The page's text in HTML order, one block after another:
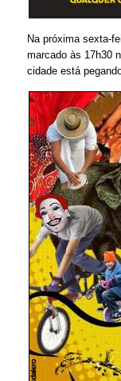
Na próxima sexta-
marcado às 17h30
cidade está